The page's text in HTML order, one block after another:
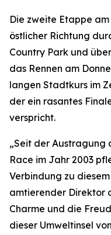
Die zweite Etappe
östlicher Richtung
Country Park und
das Rennen am
langen Stadtkurs im
der ein rasantes
verspricht.
„Seit der Austragung
Race im Jahr 2003
Verbindung zu
amtierender Direktor
Charme und die
dieser Umweltinsel